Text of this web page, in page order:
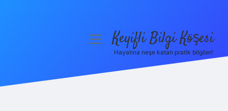
menüyüKeyifli Bilgi Köşesi
Hayatına neşe katan pratik bilgiler!